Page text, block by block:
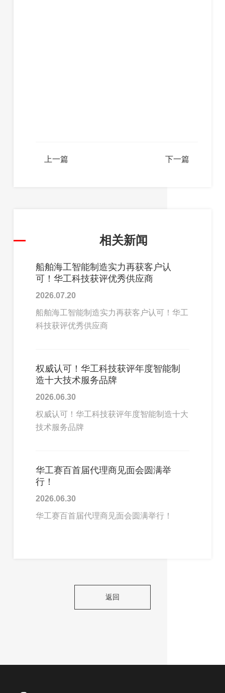
上一篇 下一篇
相关新闻
船舶海工智能制造实力再获客户认
可！华工科技获评优秀供应商
2026.07.20
船舶海工智能制造实力再获客户认可！华工
科技获评优秀供应商
权威认可！华工科技获评年度智能制
造十大技术服务品牌
2026.06.30
权威认可！华工科技获评年度智能制造十大
技术服务品牌
华工赛百首届代理商见面会圆满举
行！
2026.06.30
华工赛百首届代理商见面会圆满举行！
返回